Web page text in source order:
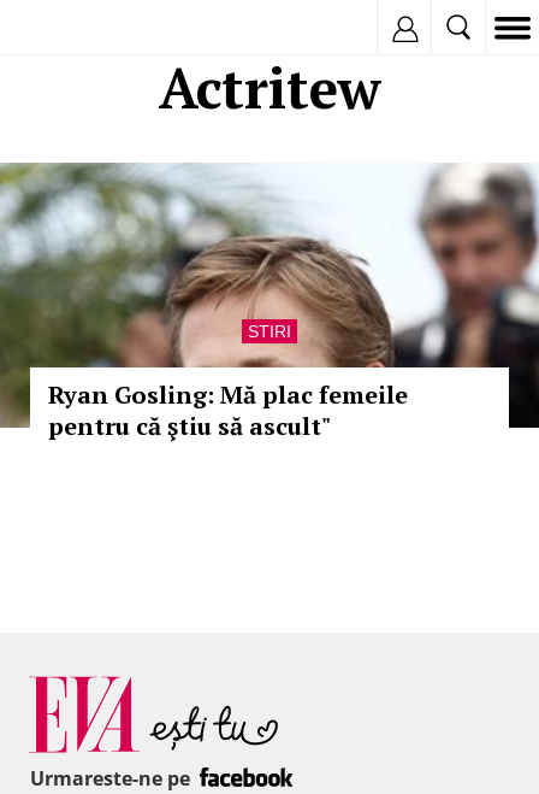
Actritew
STIRI
Ryan Gosling: Mă plac femeile
pentru că ştiu să ascult"
Urmareste-ne pe